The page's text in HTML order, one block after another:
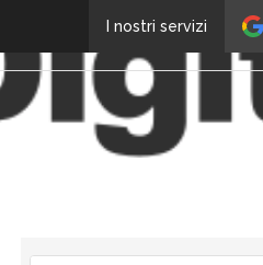
I nostri servizi